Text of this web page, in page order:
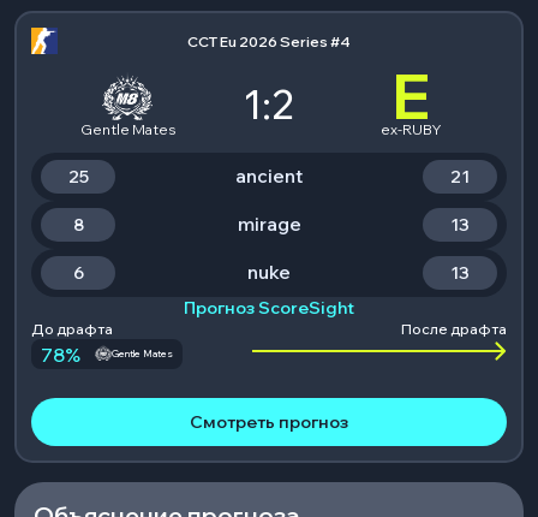
CCT Eu 2026 Series #4
Gentle Mates
1:2 E
ex-RUBY
25 ancient 21
8 mirage 13
6 nuke
13
Прогноз ScoreSight
До драфта После драфта
78% Gentle Mates
Смотреть прогноз